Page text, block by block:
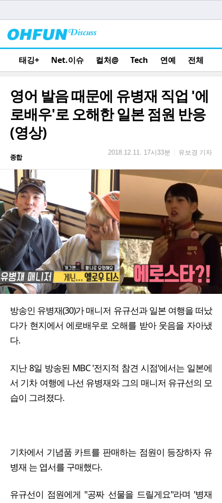
태깅+ Net.이슈 컬처@ Tech 연예 전체
영어 발음 때문에 유병재 직업 '에
로배우'로 오해한 일본 점원 반응
(영상)
종합
2018.12.11. 17시33분 유보경 기자
방송인 유병재(30)가 매니저 유규선과 일본 여행을 떠났
다가 현지에서 에로배우로 오해를 받아 웃음을 자아냈
다.
지난 8일 방송된 MBC '전지적 참견 시점'에서는 일본에
서 기차 여행에 나선 유병재와 그의 매니저 유규선의 모
습이 그려졌다.
기차에서 기념품 카트를 판매하는 점원이 등장하자 유
병재 는 엽서를 구매했다.
유규선이 점원에게 "공짜 선물을 드릴게요"라며 '병재